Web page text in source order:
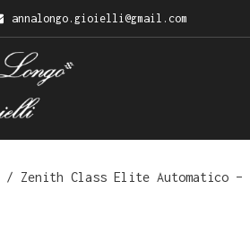
annalongo.gioielli@gmail.com
/ Zenith Class Elite Automatico –